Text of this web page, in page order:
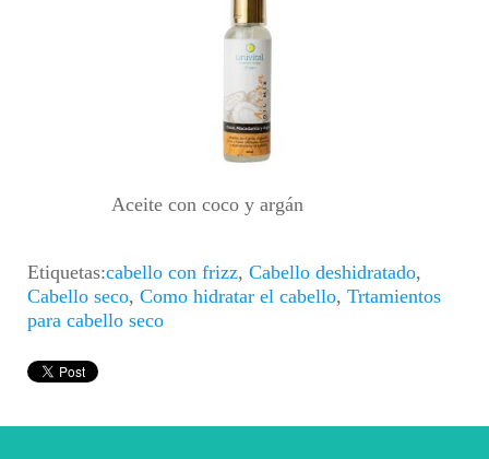
Aceite con coco y argán
Etiquetas:cabello con frizz, Cabello deshidratado,
Cabello seco, Como hidratar el cabello, Trtamientos
para cabello seco